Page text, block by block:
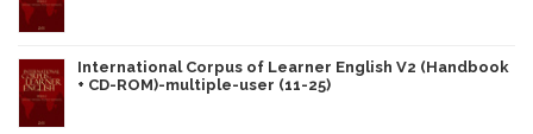
International Corpus of Learner English V2 (Handbook
+ CD-ROM)-multiple-user (11-25)